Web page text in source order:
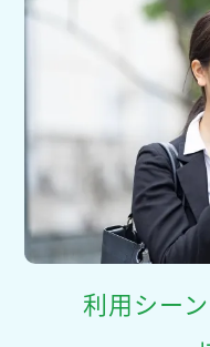
利用シー